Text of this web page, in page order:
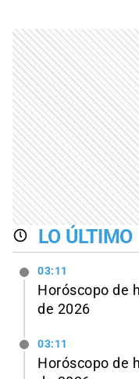
LO ÚLTIMO
03:11
Horóscopo de
de 2026
03:11
Horóscopo de